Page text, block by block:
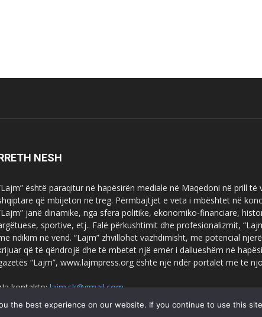
NESH
është paraqitur në hapësirën mediale në Maqedoni në prill
që mbijeton në treg. Përmbajtjet e veta i mbështet në
janë dinamike, nga sfera politike, ekonomiko-financiare,
sportive, etj.. Falë përkushtimit dhe profesionalizmit,
ndikim në vend. “Lajm” zhvillohet vazhdimisht, me potencial
që të qëndrojë dhe të mbetet një emër i dallueshëm në
“Lajm”, www.lajmpress.org është një ndër portalet më të
kontakto:lajm.sk@gmail.com
the best experience on our website. If you continue to use this